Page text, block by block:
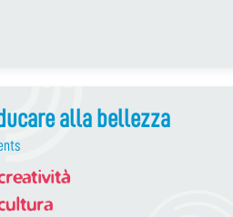
alla bellezza